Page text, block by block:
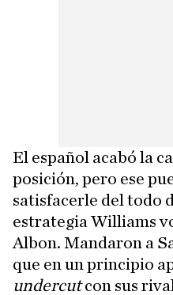
El español acabó la
posición, pero ese
satisfacerle del todo
estrategia Williams
Albon. Mandaron a
que en un principio
undercutcon sus